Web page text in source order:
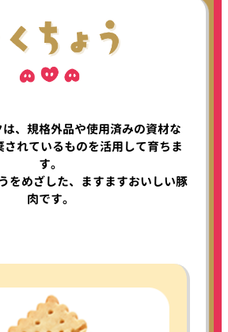
、規格外品や使⽤済みの資材な
されているものを活⽤して育ちま
す。
をめざした、ますますおいしい豚
⾁です。